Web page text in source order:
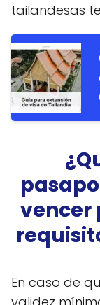
tailandesas
vencer
En caso de